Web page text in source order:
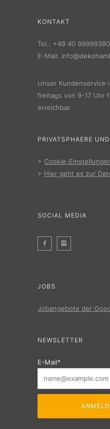
KONTAKT
Tel.: +49 40
E-Mail:
Unser Kundenservice
freitags von 9-17 Uhr
erreichbar.
PRIVATSPHAERE
> Cookie-
> Hier geht es zur
SOCIAL MEDIA
JOBS
Jobangebote der
NEWSLETTER
E-Mail*